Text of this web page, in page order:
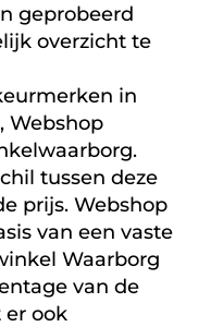
geprobeerd
overzicht te
in
Webshop
tussen deze
prijs. Webshop
van een vaste
Waarborg
van de
er ook